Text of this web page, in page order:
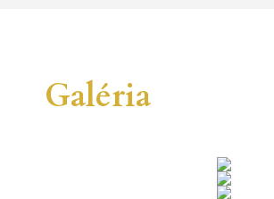
Galéria